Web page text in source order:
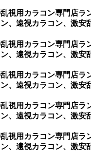
視用カラコン専門店ラ
、遠視カラコン、激
視用カラコン専門店ラ
、遠視カラコン、激安
視用カラコン専門店ラ
、遠視カラコン、激安
視用カラコン専門店ラ
、遠視カラコン、激
視用カラコン専門店ラ
、遠視カラコン、激安